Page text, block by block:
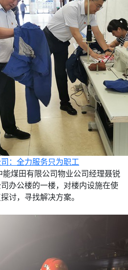
：全力服务只为职工
煤田有限公司物业公司经理聂锐
办公楼的一楼，对楼内设施在使
讨，寻找解决方案。